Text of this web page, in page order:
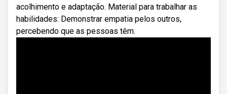
acolhimento e adaptação. Material para trabalhar as
habilidades: Demonstrar empatia pelos outros,
percebendo que as pessoas têm.